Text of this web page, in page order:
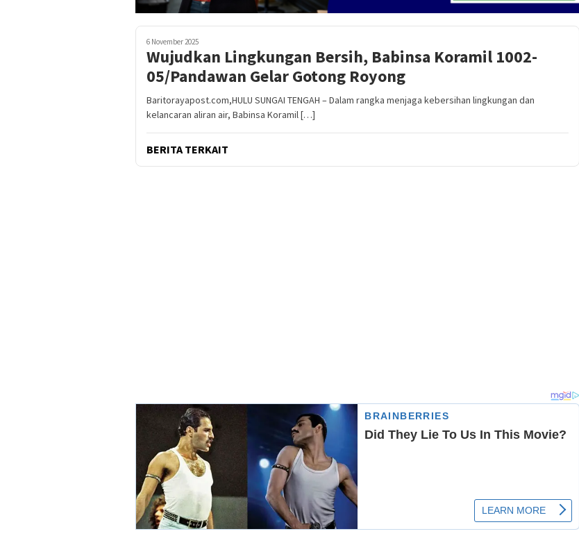
6 November 2025
Wujudkan Lingkungan Bersih, Babinsa Koramil 1002-
05/Pandawan Gelar Gotong Royong
Baritorayapost.com,HULU SUNGAI TENGAH – Dalam rangka menjaga kebersihan lingkungan dan
kelancaran aliran air, Babinsa Koramil […]
BERITA TERKAIT